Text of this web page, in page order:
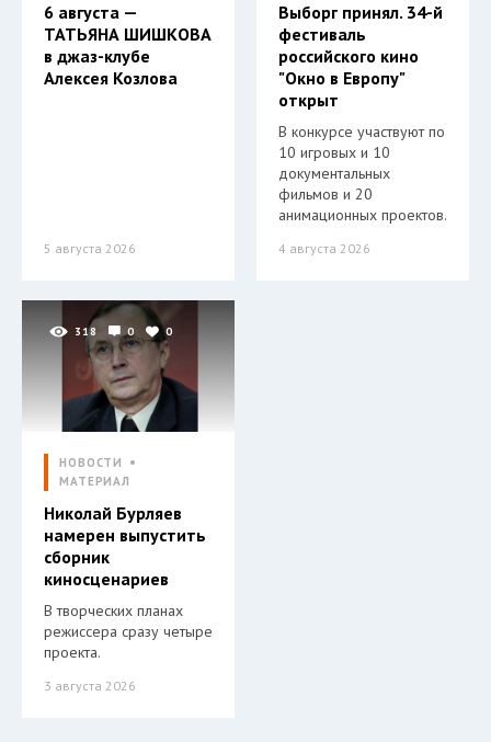
6 августа —
ТАТЬЯНА ШИШКОВА
в джаз-клубе
Алексея Козлова
5 августа 2026
Выборг принял. 34-й
фестиваль
российского кино
"Окно в Европу"
открыт
В конкурсе участвуют по
10 игровых и 10
документальных
фильмов и 20
анимационных проектов.
4 августа 2026
318 0 0
НОВОСТИ
МАТЕРИАЛ
Николай Бурляев
намерен выпустить
сборник
киносценариев
В творческих планах
режиссера сразу четыре
проекта.
3 августа 2026